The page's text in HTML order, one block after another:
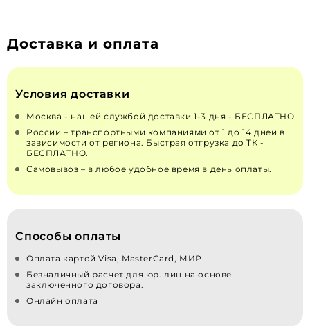
Доставка и оплата
Условия доставки
Москва - нашей службой доставки 1-3 дня - БЕСПЛАТНО
России – транспортными компаниями от 1 до 14 дней в
зависимости от региона. Быстрая отгрузка до ТК -
БЕСПЛАТНО.
Самовывоз – в любое удобное время в день оплаты.
Способы оплаты
Оплата картой Visa, MasterCard, МИР
Безналичный расчет для юр. лиц на основе
заключенного договора.
Онлайн оплата